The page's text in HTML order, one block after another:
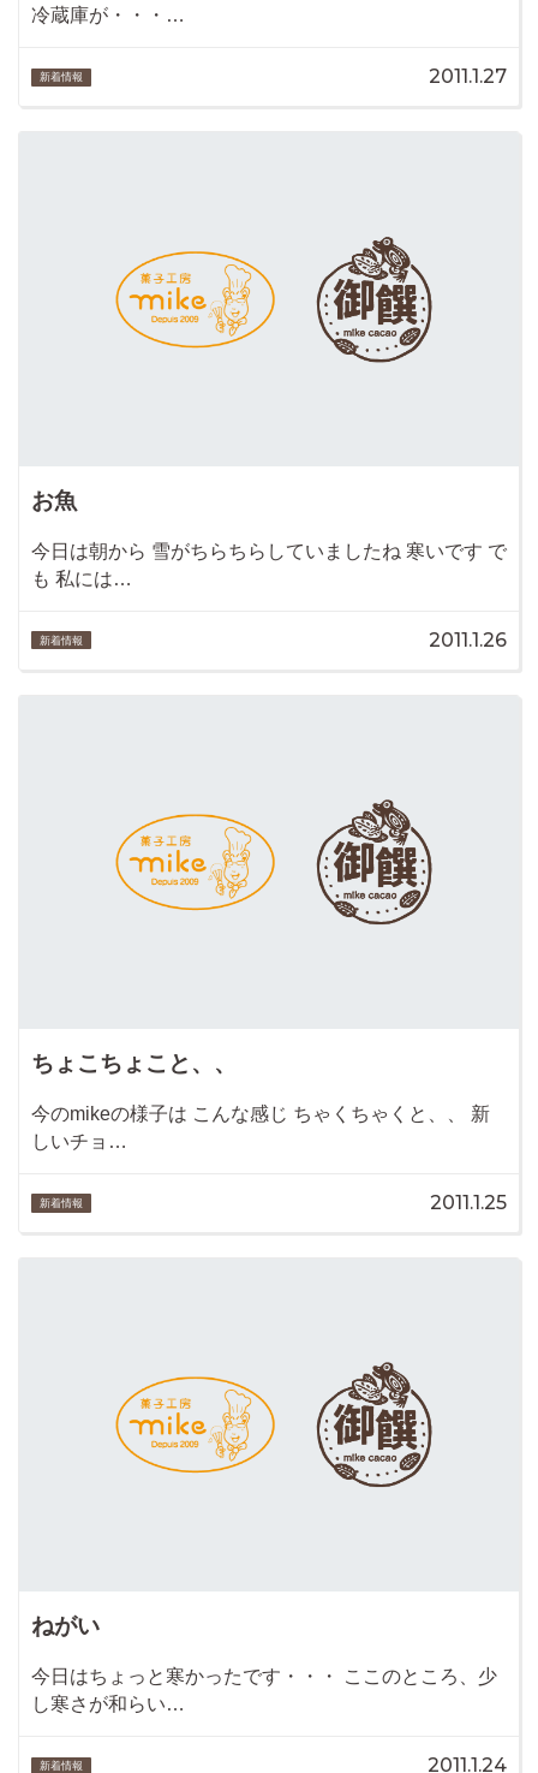
冷蔵庫が・・・…
新着情報 2011.1.27
お魚
今日は朝から 雪がちらちらしていましたね 寒いです で
も 私には…
新着情報 2011.1.26
ちょこちょこと、、
今のmikeの様子は こんな感じ ちゃくちゃくと、、 新
しいチョ…
新着情報 2011.1.25
ねがい
今日はちょっと寒かったです・・・ ここのところ、少
し寒さが和らい…
新着情報 2011.1.24